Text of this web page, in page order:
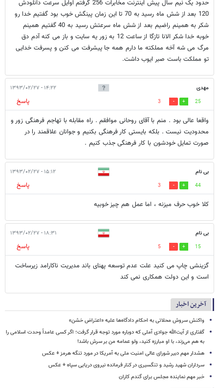
حدود یک نیم سال پیش اینترنت مخابرات 256 گرفتم اوایل سرعت دانلودش
120 بعد از شش ماه رسید به 70 تا این زمان پینگش خوب بود گفتیم خدا رو
شکر به همینم راضیم بعد از شش ماه سرعتش رسید به 40 گفتیم همینم
خوبه خدا شکر الانا تازگا از ساعت 12 به زور یه سایت و باز می کنه آدم دق
مرگ می شه آخه مملکته ما دارم همه جا پیشرفت می کنن و پسرفت خدایی
تو مملکت باست صبر ایوب داشت.
مهدی ۱۴:۲۲ - ۱۳۹۳/۰۲/۲۷
25
3
پاسخ
واقعا عالی بود . منم با آقای روحانی موافقم . راه مقابله با تهاجم فرهنگی زور و
محدودیت نیست . بلکه بایستی کار فرهنگی بکنیم و جوانان علاقمند را در
صورت تمایل خودشون با کار فرهنگی جذب کنیم .
بی نام ۱۵:۱۲ - ۱۳۹۳/۰۲/۲۷
44
3
پاسخ
کلا خوب حرف میزنه ، اما عمل هم چیز خوبیه
بی نام ۱۸:۳۱ - ۱۳۹۳/۰۲/۲۷
15
5
پاسخ
گزینشی چاپ می کنید علت عدم توسعه پهنای باند مدیریت ناکارامد زیرساخت
است و این دولت همکاری نمی کند
آخرین اخبار
واکنش سروش محلاتی به احکام دادگاه‌ها علیه «اعتراض خشن»
گفتاری از آیت‌الله جوادی آملی که دوباره مورد توجه قرار گرفت؛ اگر کسی عامداً وحدت اسلامی را
به هم می‌زند، با او مبارزه کنید، ولو عمامه من بر سرش باشد!
هشدار مهم دبیر شورای عالی امنیت ملی به آمریکا در مورد تنگه هرمز + عکس
سرداران شهید رشید و تنگسیری در کنار فرمانده نیروی دریایی سپاه + عکس
خبر مهم نماینده مجلس برای گندم کاران